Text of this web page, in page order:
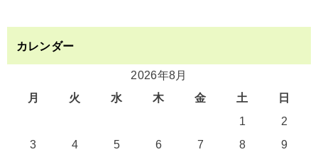
カレンダー
2026年8月
月
火 水 木 金 土
日
1
2
3
4 5 6 7 8
9